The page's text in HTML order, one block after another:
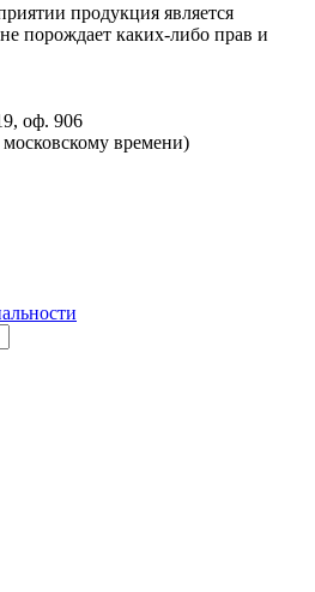
продукция является
порождает каких-либо прав и
оф. 906
времени)